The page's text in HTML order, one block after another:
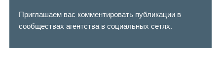
Приглашаем вас комментировать публикации в
сообществах агентства в социальных сетях.